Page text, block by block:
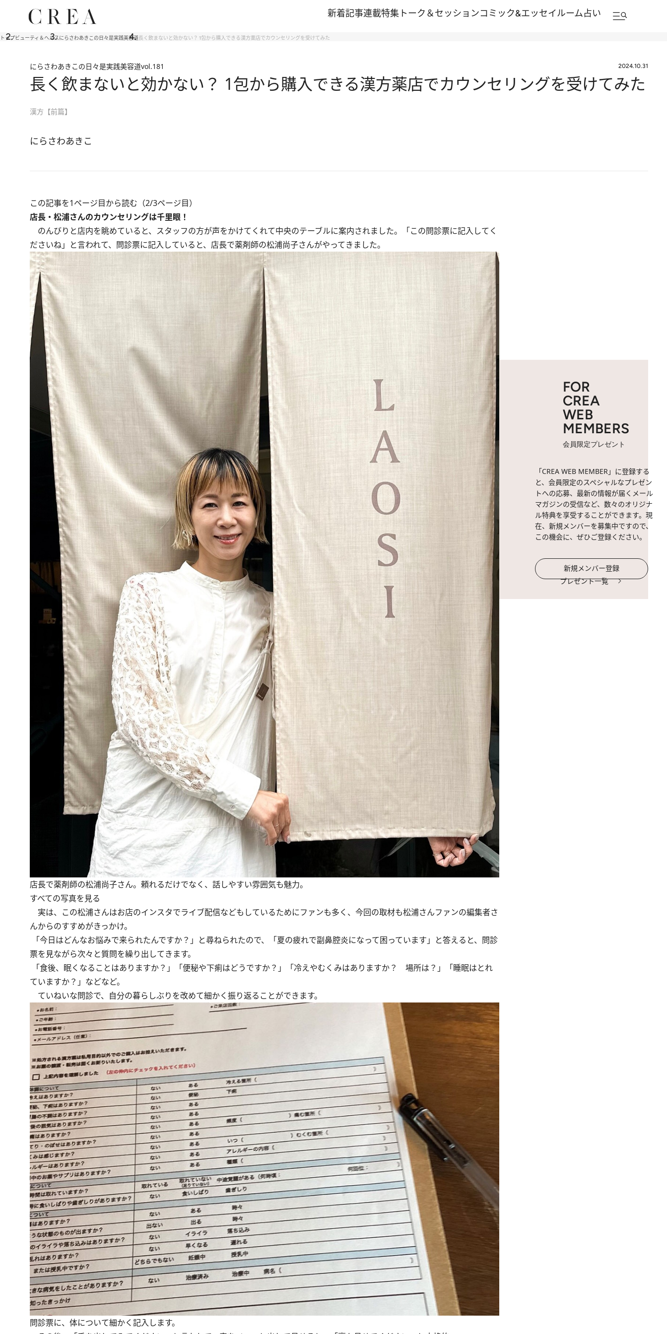
新着記事連載特集 トーク＆セッションコミック&エッセイルーム占い
トップビューティ＆ヘルスにらさわあきこの日々是実践美容道長く飲まないと効かない？ 1包から購入できる漢方薬店でカウンセリングを受けてみた
にらさわあきこの日々是実践美容道vol.181 2024.10.31
長く飲まないと効かない？ 1包から購入できる漢方薬店でカウンセリングを受けてみた
漢方【前篇】
にらさわあきこ
この記事を1ページ目から読む（2/3ページ目）
店長・松浦さんのカウンセリングは千里眼！
のんびりと店内を眺めていると、スタッフの方が声をかけてくれて中央のテーブルに案内されました。「この問診票に記入してく
ださいね」と言われて、問診票に記入していると、店長で薬剤師の松浦尚子さんがやってきました。
店長で薬剤師の松浦尚子さん。頼れるだけでなく、話しやすい雰囲気も魅力。
すべての写真を見る
実は、この松浦さんはお店のインスタでライブ配信などもしているためにファンも多く、今回の取材も松浦さんファンの編集者さ
んからのすすめがきっかけ。
「今日はどんなお悩みで来られたんですか？」と尋ねられたので、「夏の疲れで副鼻腔炎になって困っています」と答えると、問診
票を見ながら次々と質問を繰り出してきます。
「食後、眠くなることはありますか？」「便秘や下痢はどうですか？」「冷えやむくみはありますか？ 場所は？」「睡眠はとれ
ていますか？」などなど。
ていねいな問診で、自分の暮らしぶりを改めて細かく振り返ることができます。
問診票に、体について細かく記入します。
FOR
CREA
WEB
MEMBERS
会員限定プレゼント
「CREA WEB MEMBER」に登録する
と、会員限定のスペシャルなプレゼン
トへの応募、最新の情報が届くメール
マガジンの受信など、数々のオリジナ
ル特典を享受することができます。現
在、新規メンバーを募集中ですので、
この機会に、ぜひご登録ください。
新規メンバー登録
プレゼント一覧